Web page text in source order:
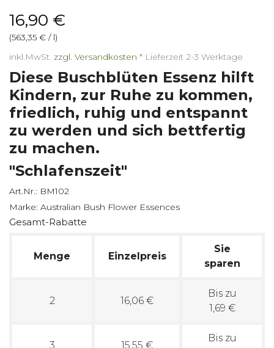
16,90 €
(563,35 € / l)
inkl.MwSt. zzgl. Versandkosten * Lieferzeit 2-3 Werktage
Diese Buschblüten Essenz hilft
Kindern, zur Ruhe zu kommen,
friedlich, ruhig und entspannt
zu werden und sich bettfertig
zu machen.
"Schlafenszeit"
Art.Nr.: BM102
Marke: Australian Bush Flower Essences
Gesamt-Rabatte
Menge Einzelpreis
Sie
sparen
2 16,06 €
Bis zu
1,69 €
3 15,55 €
Bis zu